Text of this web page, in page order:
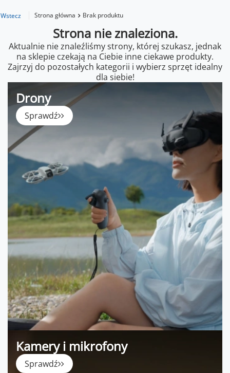
Wstecz Strona główna Brak produktu
Strona nie znaleziona.
Aktualnie nie znaleźliśmy strony, której szukasz, jednak
na sklepie czekają na Ciebie inne ciekawe produkty.
Zajrzyj do pozostałych kategorii i wybierz sprzęt idealny
dla siebie!
Drony
Sprawdź
Kamery i mikrofony
Sprawdź